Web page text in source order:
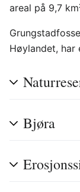
areal på 9,7
Høylandet, har
Bjøra